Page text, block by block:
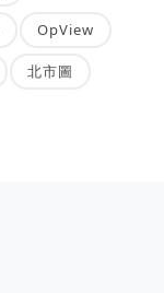
OpView
北市圖